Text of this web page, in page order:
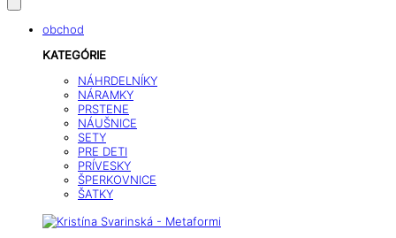
obchod
KATEGÓRIE
NÁHRDELNÍKY
NÁRAMKY
PRSTENE
NÁUŠNICE
SETY
PRE DETI
PRÍVESKY
ŠPERKOVNICE
ŠATKY